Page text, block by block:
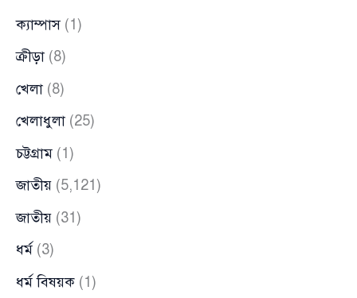
ক্যাম্পাস(1)
ক্রীড়া (8)
খেলা (8)
খেলাধুলা (25)
চট্টগ্রাম (1)
জাতীয় (5,121)
জাতীয় (31)
ধর্ম (3)
ধর্ম বিষয়ক (1)